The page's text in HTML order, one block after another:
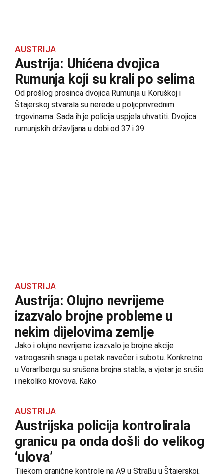
AUSTRIJA
Austrija: Uhićena dvojica
Rumunja koji su krali po selima
Od prošlog prosinca dvojica Rumunja u Koruškoj i
Štajerskoj stvarala su nerede u poljoprivrednim
trgovinama. Sada ih je policija uspjela uhvatiti. Dvojica
rumunjskih državljana u dobi od 37 i 39
AUSTRIJA
Austrija: Olujno nevrijeme
izazvalo brojne probleme u
nekim dijelovima zemlje
Jako i olujno nevrijeme izazvalo je brojne akcije
vatrogasnih snaga u petak navečer i subotu. Konkretno
u Vorarlbergu su srušena brojna stabla, a vjetar je srušio
i nekoliko krovova. Kako
AUSTRIJA
Austrijska policija kontrolirala
granicu pa onda došli do velikog
‘ulova’
Tijekom granične kontrole na A9 u Straßu u Štajerskoj,